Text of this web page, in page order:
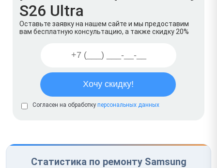
S26 Ultra
Оставьте заявку на нашем сайте и мы предоставим
вам бесплатную консультацию, а также скидку 20%
Согласен на обработку персональных данных
Статистика по ремонту Samsung